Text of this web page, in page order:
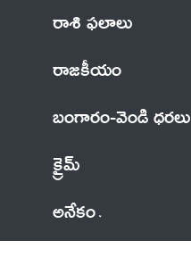
రాశి ఫలాలు
రాజకీయం
బంగారం-వెండి ధరలు
క్రైమ్
అనేకం